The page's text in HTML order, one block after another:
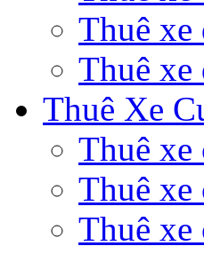
Thuê
Thuê
Thuê Xe
Thuê xe
Thuê xe
Thuê